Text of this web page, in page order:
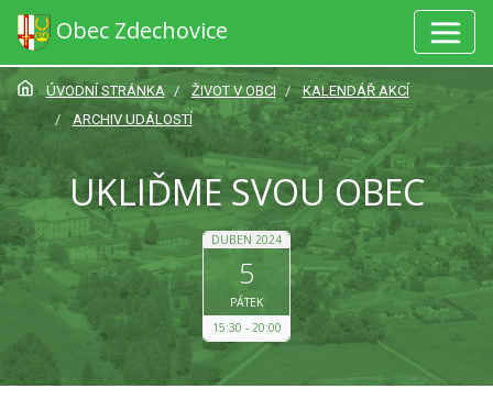
Obec Zdechovice
ÚVODNÍ STRÁNKA ŽIVOT V OBCI
KALENDÁŘ AKCÍ
ARCHIV UDÁLOSTÍ
UKLIĎME SVOU OBEC
DUBEN 2024
5
PÁTEK
15:30
20:00